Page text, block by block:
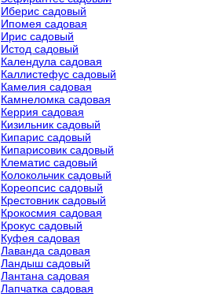
Иберис садовый
Ипомея садовая
Ирис садовый
Истод садовый
Календула садовая
Каллистефус садовый
Камелия садовая
Камнеломка садовая
Керрия садовая
Кизильник садовый
Кипарис садовый
Кипарисовик садовый
Клематис садовый
Колокольчик садовый
Кореопсис садовый
Крестовник садовый
Крокосмия садовая
Крокус садовый
Куфея садовая
Лаванда садовая
Ландыш садовый
Лантана садовая
Лапчатка садовая